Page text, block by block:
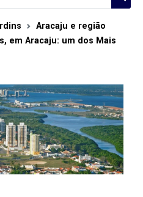
Aracaju e região
em Aracaju: um dos Mais